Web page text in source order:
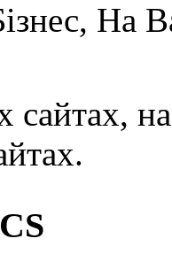
На
сайтах,